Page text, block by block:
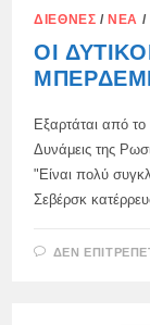
ΔΙΕΘΝΈΣ /ΝΈΑ /
ΟΙ
Εξαρτάται από
Δυνάμεις της
"Είναι πολύ
Σεβέρσκ
ΔΕΝ